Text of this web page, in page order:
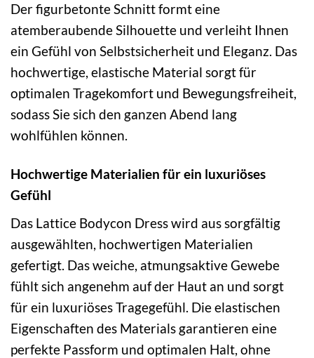
Der figurbetonte Schnitt formt eine
atemberaubende Silhouette und verleiht Ihnen
ein Gefühl von Selbstsicherheit und Eleganz. Das
hochwertige, elastische Material sorgt für
optimalen Tragekomfort und Bewegungsfreiheit,
sodass Sie sich den ganzen Abend lang
wohlfühlen können.
Hochwertige Materialien für ein luxuriöses
Gefühl
Das Lattice Bodycon Dress wird aus sorgfältig
ausgewählten, hochwertigen Materialien
gefertigt. Das weiche, atmungsaktive Gewebe
fühlt sich angenehm auf der Haut an und sorgt
für ein luxuriöses Tragegefühl. Die elastischen
Eigenschaften des Materials garantieren eine
perfekte Passform und optimalen Halt, ohne